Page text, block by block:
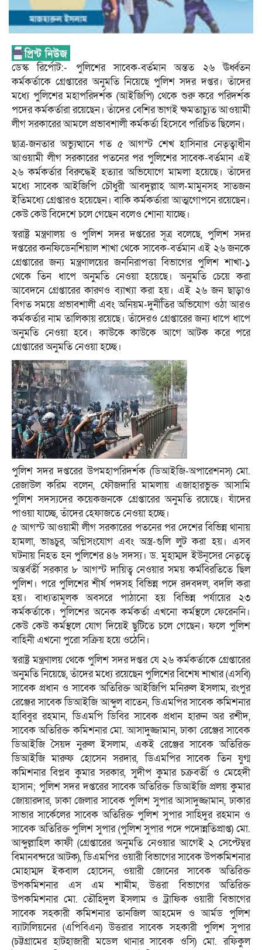
ডেস্ক রির্পোট:- পুলিশের সাবেক-বর্তমান অন্তত ২৬ ঊর্ধ্বতন
কর্মকর্তাকে গ্রেপ্তারের অনুমতি নিয়েছে পুলিশ সদর দপ্তর। তাঁদের
মধ্যে পুলিশের মহাপরিদর্শক (আইজিপি) থেকে শুরু করে পরিদর্শক
পদের কর্মকর্তারা রয়েছেন। তাঁদের বেশির ভাগই ক্ষমতাচ্যুত আওয়ামী
লীগ সরকারের আমলে প্রভাবশালী কর্মকর্তা হিসেবে পরিচিত ছিলেন।
ছাত্র-জনতার অভ্যুত্থানে গত ৫ আগস্ট শেখ হাসিনার নেতৃত্বাধীন
আওয়ামী লীগ সরকারের পতনের পর পুলিশের সাবেক-বর্তমান এই
২৬ কর্মকর্তার বিরুদ্ধেই হত্যার অভিযোগে মামলা হয়েছে। তাঁদের
মধ্যে সাবেক আইজিপি চৌধুরী আবদুল্লাহ আল-মামুনসহ সাতজন
ইতিমধ্যে গ্রেপ্তারও হয়েছেন। বাকি কর্মকর্তারা আত্মগোপনে রয়েছেন।
কেউ কেউ বিদেশে চলে গেছেন বলেও শোনা যাচ্ছে।
স্বরাষ্ট্র মন্ত্রণালয় ও পুলিশ সদর দপ্তরের সূত্র বলেছে, পুলিশ সদর
দপ্তরের কনফিডেনশিয়াল শাখা থেকে সাবেক-বর্তমান এই ২৬ জনকে
গ্রেপ্তারের জন্য মন্ত্রণালয়ের জননিরাপত্তা বিভাগের পুলিশ শাখা-১
থেকে তিন ধাপে অনুমতি নেওয়া হয়েছে। অনুমতি চেয়ে করা
আবেদনে গ্রেপ্তারের কারণও ব্যাখ্যা করা হয়। এই ২৬ জন ছাড়াও
বিগত সময়ে প্রভাবশালী এবং অনিয়ম-দুর্নীতির অভিযোগ ওঠা আরও
কর্মকর্তার নাম তালিকায় রয়েছে। তাঁদেরও গ্রেপ্তারের জন্য ধাপে ধাপে
অনুমতি নেওয়া হবে। কাউকে কাউকে আগে আটক করে পরে
গ্রেপ্তারের অনুমতি নেওয়া হচ্ছে।
পুলিশ সদর দপ্তরের উপমহাপরিদর্শক (ডিআইজি-অপারেশনস) মো.
রেজাউল করিম বলেন, ফৌজদারি মামলায় এজাহারভুক্ত আসামি
পুলিশ সদস্যদের কয়েকজনকে গ্রেপ্তারের অনুমতি রয়েছে। যাঁদের
পাওয়া যাচ্ছে, তাঁদের হেফাজতে নেওয়া হচ্ছে।
৫ আগস্ট আওয়ামী লীগ সরকারের পতনের পর দেশের বিভিন্ন থানায়
হামলা, ভাঙচুর, অগ্নিসংযোগ এবং অস্ত্র-গুলি লুট করা হয়। এসব
ঘটনায় নিহত হন পুলিশের ৪৬ সদস্য। ড. মুহাম্মদ ইউনূসের নেতৃত্বে
অন্তর্বর্তী সরকার ৮ আগস্ট দায়িত্ব নেওয়ার সময় কর্মবিরতিতে ছিল
পুলিশ। পরে পুলিশের শীর্ষ পদসহ বিভিন্ন পদে রদবদল, বদলি করা
হয়। বাধ্যতামূলক অবসরে পাঠানো হয় বিভিন্ন পর্যায়ের ২৩
কর্মকর্তাকে। পুলিশের অনেক কর্মকর্তা এখনো কর্মস্থলে ফেরেননি।
কেউ কেউ কর্মস্থলে যোগ দিয়েই ছুটিতে চলে গেছেন। ফলে পুলিশ
বাহিনী এখনো পুরো সক্রিয় হয়ে ওঠেনি।
স্বরাষ্ট্র মন্ত্রণালয় থেকে পুলিশ সদর দপ্তর যে ২৬ কর্মকর্তাকে গ্রেপ্তারের
অনুমতি নিয়েছে, তাঁদের মধ্যে রয়েছেন পুলিশের বিশেষ শাখার (এসবি)
সাবেক প্রধান ও সাবেক অতিরিক্ত আইজিপি মনিরুল ইসলাম, রংপুর
রেঞ্জের সাবেক ডিআইজি আব্দুল বাতেন, ডিএমপির সাবেক কমিশনার
হাবিবুর রহমান, ডিএমপি ডিবির সাবেক প্রধান হারুন অর রশীদ,
সাবেক অতিরিক্ত কমিশনার মো. আসাদুজ্জামান, ঢাকা রেঞ্জের সাবেক
ডিআইজি সৈয়দ নুরুল ইসলাম, একই রেঞ্জের সাবেক অতিরিক্ত
ডিআইজি মারুফ হোসেন সরদার, ডিএমপির সাবেক তিন যুগ্ম
কমিশনার বিপ্লব কুমার সরকার, সুদীপ কুমার চক্রবর্তী ও মেহেদী
হাসান; পুলিশ সদর দপ্তরের সাবেক অতিরিক্ত ডিআইজি প্রলয় কুমার
জোয়ারদার, ঢাকা জেলার সাবেক পুলিশ সুপার আসাদুজ্জামান, ঢাকার
সাভার সার্কেলের সাবেক অতিরিক্ত পুলিশ সুপার সাহিদুর রহমান ও
সাবেক অতিরিক্ত পুলিশ সুপার (পুলিশ সুপার পদে পদোন্নতিপ্রাপ্ত) মো.
আব্দুল্লাহিল কাফী (গ্রেপ্তারের অনুমতি নেওয়ার আগেই ২ সেপ্টেম্বর
বিমানবন্দরে আটক), ডিএমপির ওয়ারী বিভাগের সাবেক উপকমিশনার
মোহাম্মদ ইকবাল হোসেন, ওয়ারী জোনের সাবেক অতিরিক্ত
উপকমিশনার এস এম শামীম, উত্তরা বিভাগের অতিরিক্ত
উপকমিশনার মো. তৌহিদুল ইসলাম ও ট্রাফিক ওয়ারী বিভাগের
সাবেক সহকারী কমিশনার তানজিল আহমেদ ও আর্মড পুলিশ
ব্যাটালিয়নের (এপিবিএন) উত্তরার সাবেক সহকারী পুলিশ সুপার
(চট্টগ্রামের হাটহাজারী মডেল থানার সাবেক ওসি) মো. রফিকুল